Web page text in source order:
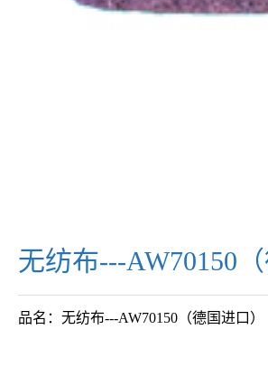
无纺布---AW70150（
品名：无纺布---AW70150（德国进口）